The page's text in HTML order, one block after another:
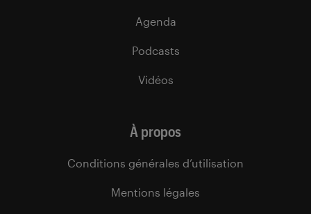
Agenda
Podcasts
Vidéos
À propos
Conditions générales d’utilisation
Mentions légales